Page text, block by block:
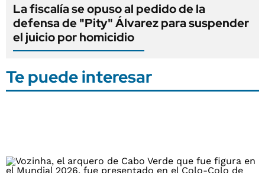
La fiscalía se opuso al pedido de la
defensa de "Pity" Álvarez para suspender
el juicio por homicidio
Te puede interesar